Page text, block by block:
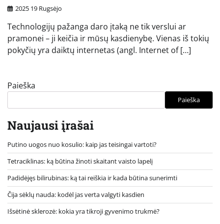
2025 19 Rugsėjo
Technologijų pažanga daro įtaką ne tik verslui ar
pramonei – ji keičia ir mūsų kasdienybę. Vienas iš tokių
pokyčių yra daiktų internetas (angl. Internet of […]
Paieška
Paieška
Naujausi įrašai
Putino uogos nuo kosulio: kaip jas teisingai vartoti?
Tetraciklinas: ką būtina žinoti skaitant vaisto lapelį
Padidėjęs bilirubinas: ką tai reiškia ir kada būtina sunerimti
Čija sėklų nauda: kodėl jas verta valgyti kasdien
Išsėtinė sklerozė: kokia yra tikroji gyvenimo trukmė?